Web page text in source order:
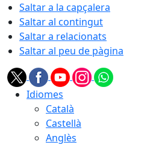
Saltar a la capçalera
Saltar al contingut
Saltar a relacionats
Saltar al peu de pàgina
Idiomes
Català
Castellà
Anglès